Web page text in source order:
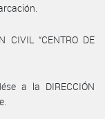
CIVIL “CENTRO DE
a la DIRECCIÓN